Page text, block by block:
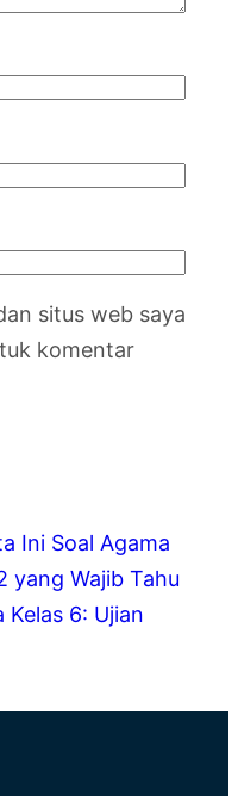
situs web saya
komentar
Ini Soal Agama
yang Wajib Tahu
Kelas 6: Ujian